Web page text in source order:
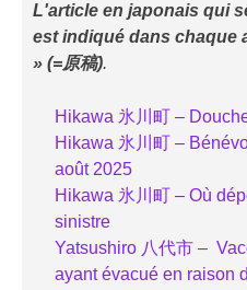
L'article en japonais qui
est indiqué dans chaque
» (=原稿).
Hikawa 氷川町 –
Hikawa 氷川町 –
août 2025
Hikawa 氷川町 – Où
sinistre
Yatsushiro 八代市 –
ayant évacué en raison